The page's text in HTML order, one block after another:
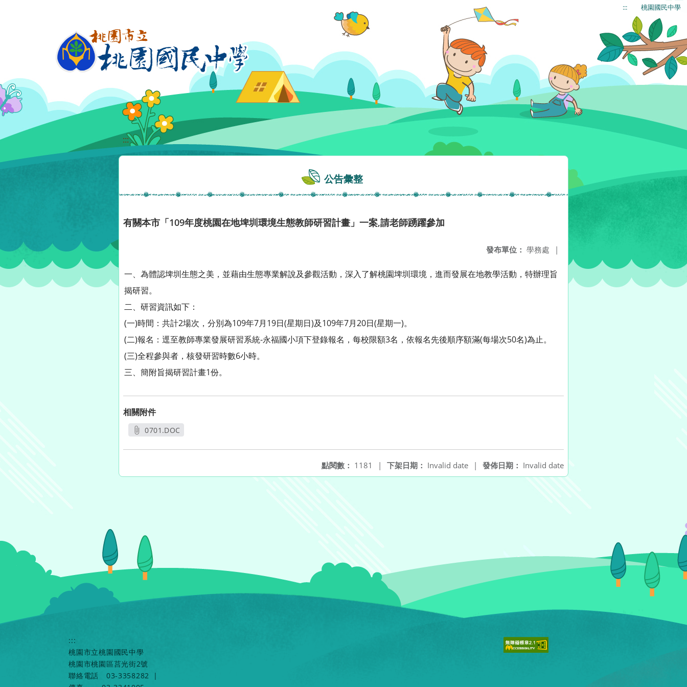
::: 桃園國民中學
:::
公告彙整
有關本市「109年度桃園在地埤圳環境生態教師研習計畫」一案,請老師踴躍參加
發布單位： 學務處 |
一、為體認埤圳生態之美，並藉由生態專業解說及參觀活動，深入了解桃園埤圳環境，進而發展在地教學活動，特辦理旨
揭研習。
二、研習資訊如下：
(一)時間：共計2場次，分別為109年7月19日(星期日)及109年7月20日(星期一)。
(二)報名：逕至教師專業發展研習系統-永福國小項下登錄報名，每校限額3名，依報名先後順序額滿(每場次50名)為止。
(三)全程參與者，核發研習時數6小時。
三、簡附旨揭研習計畫1份。
相關附件
0701.DOC
發佈日期： Invalid date
下架日期： Invalid date |
點閱數： 1181 |
:::
桃園市立桃園國民中學
桃園市桃園區莒光街2號
聯絡電話
03-3358282
|